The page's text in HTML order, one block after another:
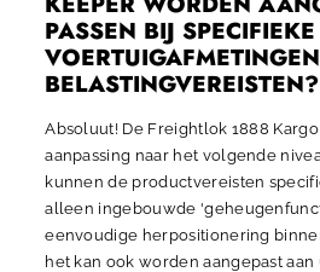
PASSEN BIJ SPECIFIEKE
BELASTINGVEREISTEN?
Absoluut! De Freightlok 1888
aanpassing naar het volgende
kunnen de productvereisten
alleen ingebouwde
eenvoudige herpositionering
het kan ook worden aangepast